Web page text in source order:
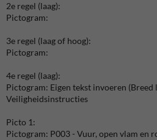
2e regel (laag):
Pictogram:
3e regel (laag of hoog):
Pictogram:
4e regel (laag):
Pictogram: Eigen tekst invoeren (Breed
Veiligheidsinstructies
Picto 1:
Pictogram: P003 - Vuur, open vlam en